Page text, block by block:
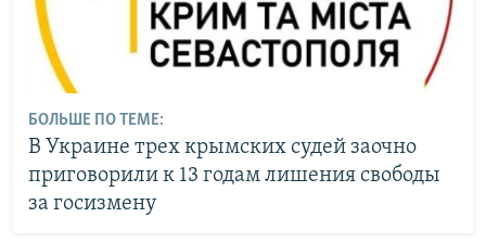
БОЛЬШЕ ПО ТЕМЕ:
В Украине трех крымских судей заочно
приговорили к 13 годам лишения свободы
за госизмену